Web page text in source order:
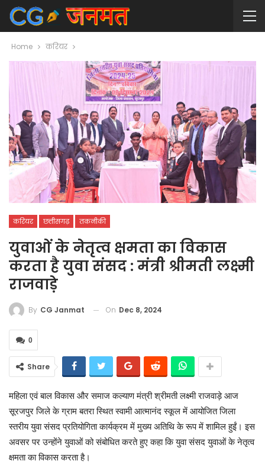
Home करियर
करियर छत्तीसगढ़ तकनीकी
युवाओं के नेतृत्व क्षमता का विकास
करता है युवा संसद : मंत्री श्रीमती लक्ष्मी
राजवाड़े
By CG Janmat On Dec 8, 2024
0
Share
महिला एवं बाल विकास और समाज कल्याण मंत्री श्रीमती लक्ष्मी राजवाड़े आज
सूरजपुर जिले के ग्राम बतरा स्थित स्वामी आत्मानंद स्कूल में आयोजित जिला
स्तरीय युवा संसद प्रतियोगिता कार्यक्रम में मुख्य अतिथि के रूप में शामिल हुईं। इस
अवसर पर उन्होंने युवाओं को संबोधित करते हुए कहा कि युवा संसद युवाओं के नेतृत्व
क्षमता का विकास करता है।